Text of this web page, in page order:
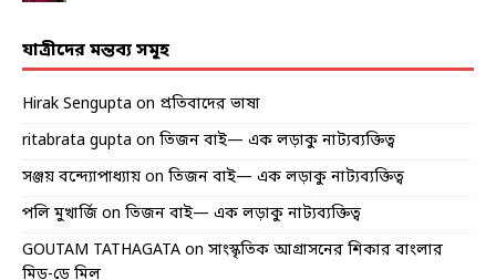
যাত্রীদের মন্তব্য সমূহ
Hirak Sengupta on প্রতিবাদের ভাষা
ritabrata gupta on তিজন বাই— এক লড়াকু নাট্যব্যক্তিত্ব
সঞ্জয় বন্দ্যোপাধ্যায় on তিজন বাই— এক লড়াকু নাট্যব্যক্তিত্ব
পলি মুখার্জি on তিজন বাই— এক লড়াকু নাট্যব্যক্তিত্ব
GOUTAM TATHAGATA on সাংস্কৃতিক আগ্রাসনের শিকার বাংলার
মিড-ডে মিল